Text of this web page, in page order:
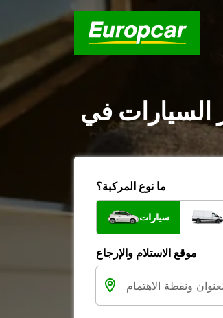
ما نوع المركبة؟
سيارات
موقع الاستلام والإرجاع